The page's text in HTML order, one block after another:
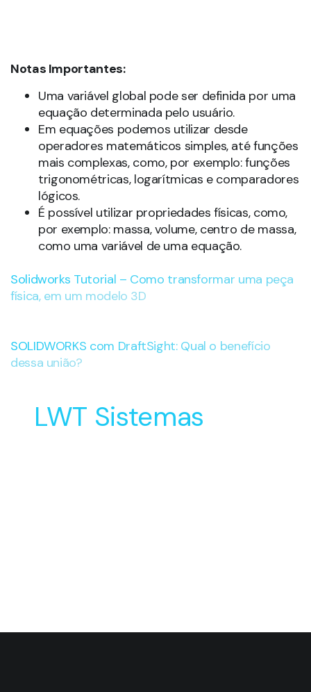
Notas Importantes:
Uma variável global pode ser definida por uma
equação determinada pelo usuário.
Em equações podemos utilizar desde
operadores matemáticos simples, até funções
mais complexas, como, por exemplo: funções
trigonométricas, logarítmicas e comparadores
lógicos.
É possível utilizar propriedades físicas, como,
por exemplo: massa, volume, centro de massa,
como uma variável de uma equação.
Solidworks Tutorial – Como transformar uma peça
física, em um modelo 3D
SOLIDWORKS com DraftSight: Qual o benefício
dessa união?
LWT Sistemas